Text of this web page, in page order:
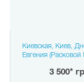
Киевская, Киев,
Евгения
3 500*